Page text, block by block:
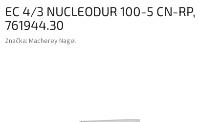
EC 4/3 NUCLEODUR 100-5 CN-RP,
761944.30
Značka: Macherey Nagel